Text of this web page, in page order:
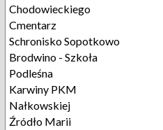
Chodowieckiego
Cmentarz
Schronisko Sopotkowo
Brodwino - Szkoła
Podleśna
Karwiny PKM
Nałkowskiej
Źródło Marii